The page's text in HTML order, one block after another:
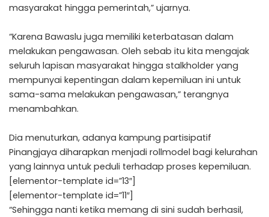
masyarakat hingga pemerintah,” ujarnya.
“Karena Bawaslu juga memiliki keterbatasan dalam
melakukan pengawasan. Oleh sebab itu kita mengajak
seluruh lapisan masyarakat hingga stalkholder yang
mempunyai kepentingan dalam kepemiluan ini untuk
sama-sama melakukan pengawasan,” terangnya
menambahkan.
Dia menuturkan, adanya kampung partisipatif
Pinangjaya diharapkan menjadi rollmodel bagi kelurahan
yang lainnya untuk peduli terhadap proses kepemiluan.
[elementor-template id=”13″]
[elementor-template id=”11″]
“Sehingga nanti ketika memang di sini sudah berhasil,